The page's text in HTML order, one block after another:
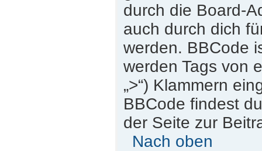
durch die Board-
auch durch dich
werden. BBCode
werden Tags von
„>“) Klammern
BBCode findest
der Seite zur
Nach oben